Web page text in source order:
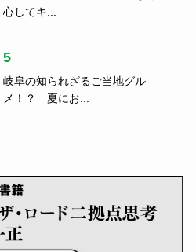
心してキ...
5
岐阜の知られざるご当地グル
メ！？ 夏にお...